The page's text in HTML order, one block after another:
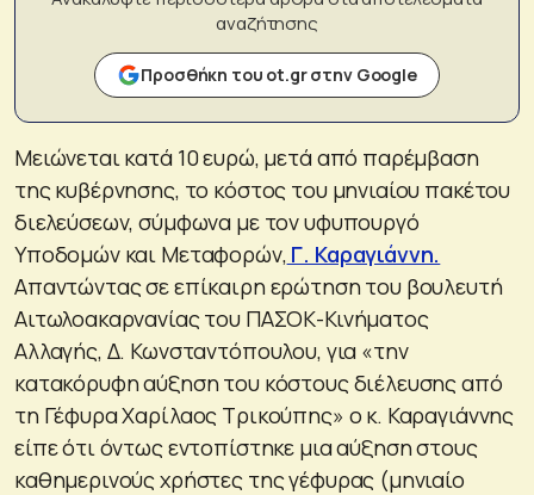
αναζήτησης
Προσθήκη του ot.gr στην Google
Μειώνεται κατά 10 ευρώ, μετά από παρέμβαση
της κυβέρνησης, το κόστος του μηνιαίου πακέτου
διελεύσεων, σύμφωνα με τον υφυπουργό
Υποδομών και Μεταφορών, Γ. Καραγιάννη.
Απαντώντας σε επίκαιρη ερώτηση του βουλευτή
Αιτωλοακαρνανίας του ΠΑΣΟΚ-Κινήματος
Αλλαγής, Δ. Κωνσταντόπουλου, για «την
κατακόρυφη αύξηση του κόστους διέλευσης από
τη Γέφυρα Χαρίλαος Τρικούπης» ο κ. Καραγιάννης
είπε ότι όντως εντοπίστηκε μια αύξηση στους
καθημερινούς χρήστες της γέφυρας (μηνιαίο